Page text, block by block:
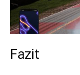
Fazit